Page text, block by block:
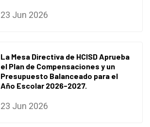
23 Jun 2026
La Mesa Directiva de HCISD Aprueba
el Plan de Compensaciones y un
Presupuesto Balanceado para el
Año Escolar 2026-2027.
23 Jun 2026